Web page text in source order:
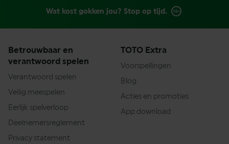
Wat kost gokken jou? Stop op tijd.
Betrouwbaar en
verantwoord spelen
Verantwoord spelen
Veilig meespelen
Eerlijk spelverloop
Deelnemersreglement
Privacy statement
TOTO Extra
Voorspellingen
Blog
Acties en promoties
App download